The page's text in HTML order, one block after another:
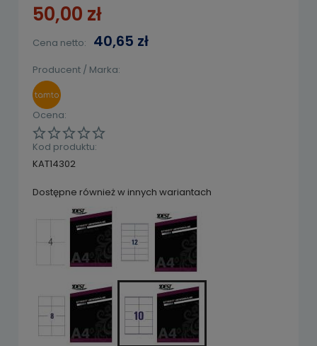
50,00 zł
Cena netto: 40,65 zł
Ocena:
Producent / Marka:
Kod produktu:
KAT14302
Dostępne również w innych wariantach